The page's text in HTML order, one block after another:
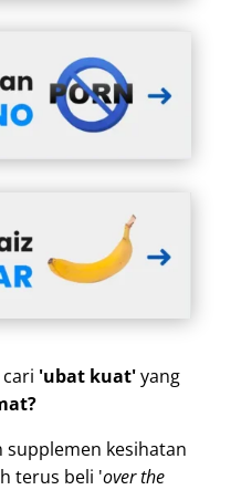
'ubat kuat'yang
supplemen kesihatan
terus beli 'over the